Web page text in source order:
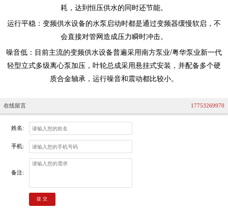
耗，达到恒压供水的同时还节能。
运行平稳：变频供水设备的水泵启动时都是通过变频器缓慢软启，不
会直接对管网造成压力瞬时冲击。
噪音低：目前主流的变频供水设备普遍采用南方泵业/粤华泵业新一代
轻型立式多级离心泵加压，叶轮总成采用悬挂式安装，并配备多个硬
质合金轴承，运行噪音和震动都比较小。
在线留言 17753269970
姓名:
手机:
备注:
提 交